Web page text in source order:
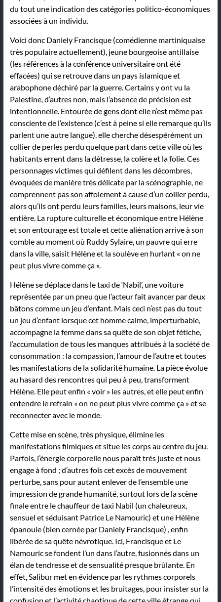
du tout une indication des catégories politico-économiques
associées à un individu.
Voici donc Daniely Francisque (comédienne martiniquaise
très populaire actuellement), jeune bourgeoise antillaise
(les références à la conférence universitaire ont été
effacées) qui se retrouve dans un pays islamique et
arabophone déchiré par la guerre. Certains y ont vu la
Palestine, d’autres non, mais l’absence de précision est
intentionnelle. Entourée de gens dont elle n’est même pas
consciente de l’existence (c’est à peine si elle remarque qu’ils
parlent une autre langue), elle cherche désespérément un
collier de perles perdu quelque part dans cette ville où les
habitants errent dans la détresse, la colère et la folie. Ces
personnages victimes qui défilent dans les décombres,
évoquées de manière très délicate par la scénographie, ne
comprennent pas son affolement à cause d’un collier perdu,
alors qu’ils ont perdu leurs familles, leurs maisons, leur vie
entière. La rupture culturelle et économique entre Hélène
et son entourage est totale et cette aliénation arrive à son
comble au moment où Ruddy Sylaire, un pauvre qui erre
dans la ville, saisit Hélène et la soulève en hurlant « on ne
peut plus vivre comme ça ».
Hélène se déplace dans le taxi de ‘Nabil’, une voiture
représentée par un pneu que l’acteur fait avancer par deux
bâtons comme un jeu d’enfant. Mais ceci n’est pas du tout
un jeu d’enfant lorsque cet homme calme, imperturbable,
accompagne la femme dans sa quête de son objet fétiche,
l’accumulation de tous les manques attribués à la société de
consommation : la compassion, l’amour de l’autre et toutes
les manifestations de la solidarité humaine. La pièce évolue
au hasard des rencontres qui peu à peu, transforment
Hélène. Elle peut enfin « voir » les autres, et elle peut enfin
entendre le refrain « on ne peut plus vivre comme ça » et se
reconnecter avec le monde.
Cette mise en scène, très physique, élimine les
manifestations filmiques et situe les corps au centre du jeu.
Parfois, l’énergie corporelle nous paraît très juste et nous
engage à fond ; d’autres fois cet excès de mouvement
perturbe, sans pour autant enlever de l’ensemble une
impression de grande humanité, surtout lors de la scène
finale entre le chauffeur de taxi Nabil (un chaleureux,
sensuel et séduisant Patrice Le Namouric) et une Hélène
épanouie (bien cernée par Daniely Francisque) , enfin
libérée de sa quête névrotique. Ici, Francisque et Le
Namouric se fondent l’un dans l’autre, fusionnés dans un
élan de tendresse et de sensualité presque brûlante. En
effet, Salibur met en évidence par les rythmes corporels
l’intensité des émotions et les bruitages, pour insister sur la
confusion et l’activité chaotique de cette ville étrange qui